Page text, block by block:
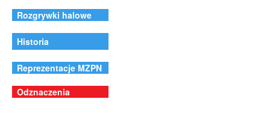
Rozgrywki halowe
Historia
Reprezentacje MZPN
Odznaczenia